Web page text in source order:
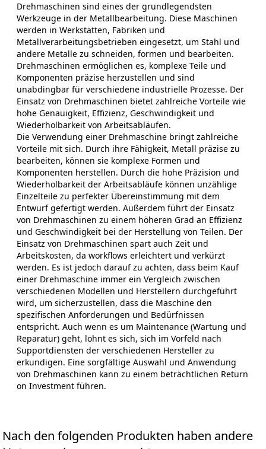
Drehmaschinen sind eines der grundlegendsten
Werkzeuge in der Metallbearbeitung. Diese Maschinen
werden in Werkstätten, Fabriken und
Metallverarbeitungsbetrieben eingesetzt, um Stahl und
andere Metalle zu schneiden, formen und bearbeiten.
Drehmaschinen ermöglichen es, komplexe Teile und
Komponenten präzise herzustellen und sind
unabdingbar für verschiedene industrielle Prozesse. Der
Einsatz von Drehmaschinen bietet zahlreiche Vorteile wie
hohe Genauigkeit, Effizienz, Geschwindigkeit und
Wiederholbarkeit von Arbeitsabläufen.
Die Verwendung einer Drehmaschine bringt zahlreiche
Vorteile mit sich. Durch ihre Fähigkeit, Metall präzise zu
bearbeiten, können sie komplexe Formen und
Komponenten herstellen. Durch die hohe Präzision und
Wiederholbarkeit der Arbeitsabläufe können unzählige
Einzelteile zu perfekter Übereinstimmung mit dem
Entwurf gefertigt werden. Außerdem führt der Einsatz
von Drehmaschinen zu einem höheren Grad an Effizienz
und Geschwindigkeit bei der Herstellung von Teilen. Der
Einsatz von Drehmaschinen spart auch Zeit und
Arbeitskosten, da workflows erleichtert und verkürzt
werden. Es ist jedoch darauf zu achten, dass beim Kauf
einer Drehmaschine immer ein Vergleich zwischen
verschiedenen Modellen und Herstellern durchgeführt
wird, um sicherzustellen, dass die Maschine den
spezifischen Anforderungen und Bedürfnissen
entspricht. Auch wenn es um Maintenance (Wartung und
Reparatur) geht, lohnt es sich, sich im Vorfeld nach
Supportdiensten der verschiedenen Hersteller zu
erkundigen. Eine sorgfältige Auswahl und Anwendung
von Drehmaschinen kann zu einem beträchtlichen Return
on Investment führen.
Nach den folgenden Produkten haben andere